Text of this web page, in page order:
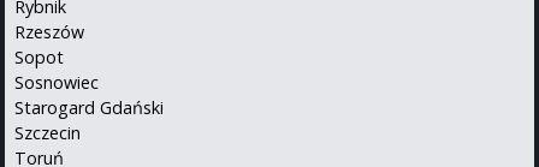
Rybnik
Rzeszów
Sopot
Sosnowiec
Starogard Gdański
Szczecin
Toruń